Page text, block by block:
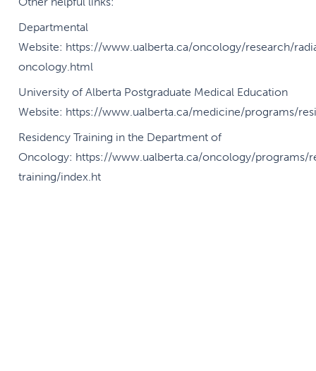
Departmental
Website: https://www.ualberta.ca/oncology/research/
oncology.html
University of Alberta Postgraduate Medical Education
Website: https://www.ualberta.ca/medicine/programs/
Residency Training in the Department of
Oncology: https://www.ualberta.ca/oncology/programs/
training/index.ht